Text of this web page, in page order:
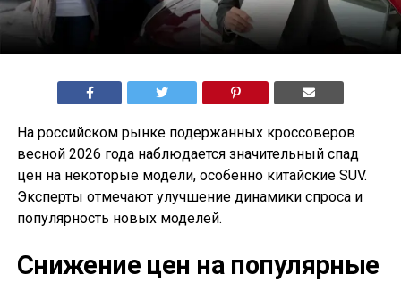
На российском рынке подержанных кроссоверов
весной 2026 года наблюдается значительный спад
цен на некоторые модели, особенно китайские SUV.
Эксперты отмечают улучшение динамики спроса и
популярность новых моделей.
Снижение цен на популярные